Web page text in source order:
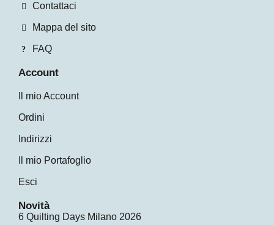
Contattaci
Mappa del sito
FAQ
Account
Il mio Account
Ordini
Indirizzi
Il mio Portafoglio
Esci
Novità
6 Quilting Days Milano 2026